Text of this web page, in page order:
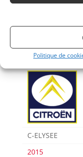
Politique de
Publié: 28 août 2023 (il
Grand Tourisme
GT Circuit
C-ELYSEE
2015